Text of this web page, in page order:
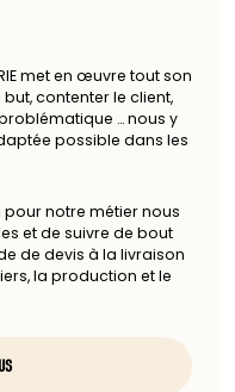
met en œuvre tout son
contenter le client,
… nous y
possible dans les
notre métier nous
et de suivre de bout
de devis à la livraison
la production et le